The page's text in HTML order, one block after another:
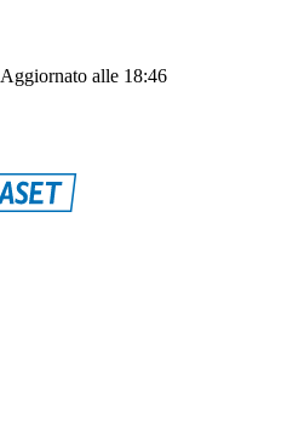
Aggiornato alle 18:46